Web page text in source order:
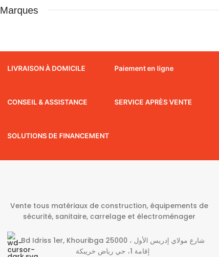
Marques
LIVRAISON À DOMICILE Paiement en ligne
CONSEIL & ASSISTANCE SERVICE APRÈS VENTE
SOLUTIONS DE FINANCEMENT
Vente tous matériaux de construction, équipements de
sécurité, sanitaire, carrelage et électroménager
Bd Idriss 1er, Khouribga 25000 شارع مولاي إدريس الأول ،
إقامة 1، حي رياض خريبكة